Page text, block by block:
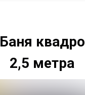
Баня квадро
2,5 метра